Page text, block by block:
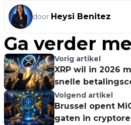
door Heysi Benitez
Ga verder
Vorig artikel
XRP wil in 2026
snelle
Volgend artikel
Brussel opent
gaten in